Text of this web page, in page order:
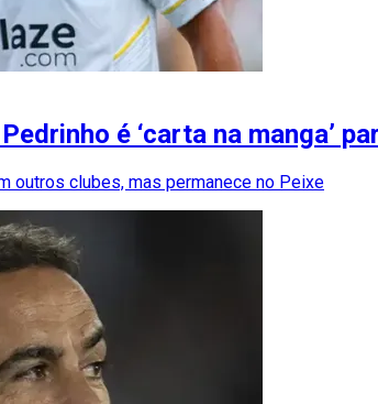
é ‘carta na manga’
outros clubes, mas permanece no Peixe